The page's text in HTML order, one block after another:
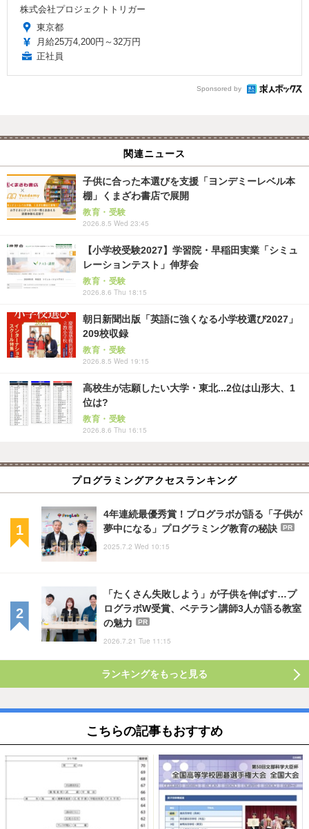
株式会社プロジェクトトリガー
東京都
月給25万4,200円～32万円
正社員
Sponsored by
関連ニュース
子供に合った本選びを支援「ヨンデミーレベル本
棚」くまざわ書店で展開
教育・受験
2026.8.5 Wed 23:45
【小学校受験2027】学習院・早稲田実業「シミュ
レーションテスト」伸芽会
教育・受験
2026.8.6 Thu 18:15
朝日新聞出版「英語に強くなる小学校選び2027」
209校収録
教育・受験
2026.8.5 Wed 19:15
高校生が志願したい大学・東北...2位は山形大、1
位は?
教育・受験
2026.8.6 Thu 16:15
プログラミングアクセスランキング
4年連続最優秀賞！プログラボが語る「子供が
夢中になる」プログラミング教育の秘訣
PR
2025.7.2 Wed 10:15
「たくさん失敗しよう」が子供を伸ばす…プ
ログラボW受賞、ベテラン講師3人が語る教室
の魅力
PR
2026.7.21 Tue 11:15
ランキングをもっと見る
こちらの記事もおすすめ